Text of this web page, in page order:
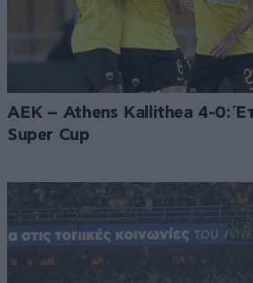
ΑΕΚ – Athens Kallithea 4-0:
Super Cup